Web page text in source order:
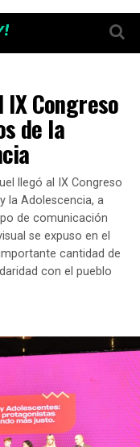
Congreso
de la
llegó al IX Congreso
la Adolescencia, a
de comunicación
se expuso en el
cantidad de
con el pueblo